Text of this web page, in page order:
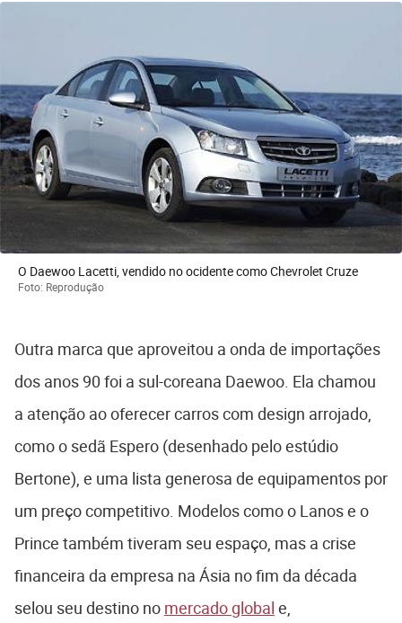
O Daewoo Lacetti, vendido no ocidente como Chevrolet Cruze
Foto: Reprodução
Outra marca que aproveitou a onda de importações
dos anos 90 foi a sul-coreana Daewoo. Ela chamou
a atenção ao oferecer carros com design arrojado,
como o sedã Espero (desenhado pelo estúdio
Bertone), e uma lista generosa de equipamentos por
um preço competitivo. Modelos como o Lanos e o
Prince também tiveram seu espaço, mas a crise
financeira da empresa na Ásia no fim da década
selou seu destino no mercado global e,